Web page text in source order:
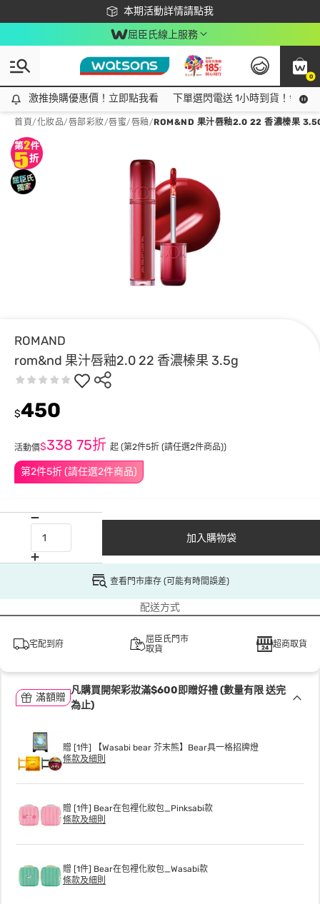
本期活動詳情請點我
下載app最高回饋$350
屈臣氏線上服務
0
激推換購優惠價！立即點我看
激推換購優惠價！立即點我看 下單選閃電送 1小時到貨！領神
首頁/化妝品/唇部彩妝/唇蜜/唇釉/ROM&ND 果汁唇釉2.0 22 香濃榛果
ROMAND
rom&nd 果汁唇釉2.0 22 香濃榛果 3.5g
第2件5折 (請任選2件商品)
$450
活動價$338 75折 起 (第2件5折 (請任選2件商品))
加入購物袋
查看門市庫存 (可能有時間誤差)
配送方式
宅配到府
屈臣氏門市
取貨
超商取貨
滿額贈
凡購買開架彩妝滿$600即贈好禮 (數量有限 送完
為止)
贈 [1件] 【Wasabi bear 芥末熊】Bear具一格招牌燈
條款及細則
贈 [1件] Bear在包裡化妝包_Pinksabi款
條款及細則
贈 [1件] Bear在包裡化妝包_Wasabi款
條款及細則